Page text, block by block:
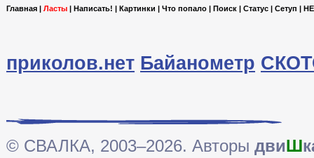
Главная | Ласты | Написать! | Картинки | Что попало | Поиск | Статус | Сетуп |
приколов.нет Байанометр
© СВАЛКА, 2003–2026. Авторы двиШ